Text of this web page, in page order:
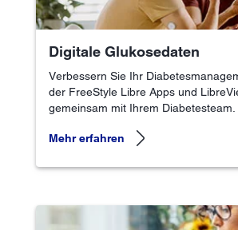
Digitale Glukosedaten
Verbessern Sie Ihr
der FreeStyle Libre Apps und
gemeinsam mit Ihrem Diabetesteam.
Mehr erfahren